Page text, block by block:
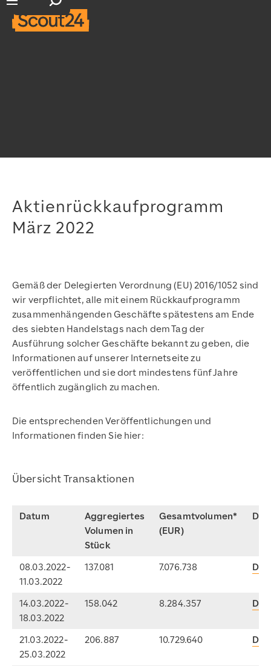
Hauptnavigation öffnen
Suchfeld öffnen
Aktienrückkaufprogramm
März 2022
Gemäß der Delegierten Verordnung (EU) 2016/1052 sind
wir verpflichtet, alle mit einem Rückkaufprogramm
zusammenhängenden Geschäfte spätestens am Ende
des siebten Handelstags nach dem Tag der
Ausführung solcher Geschäfte bekannt zu geben, die
Informationen auf unserer Internetseite zu
veröffentlichen und sie dort mindestens fünf Jahre
öffentlich zugänglich zu machen.
Die entsprechenden Veröffentlichungen und
Informationen finden Sie hier:
Übersicht Transaktionen
Datum
Aggregiertes
Volumen in
Stück
Gesamtvolumen*
(EUR)
08.03.2022-
11.03.2022
137.081 7.076.738
14.03.2022-
18.03.2022
158.042 8.284.357
21.03.2022-
25.03.2022
206.887 10.729.640